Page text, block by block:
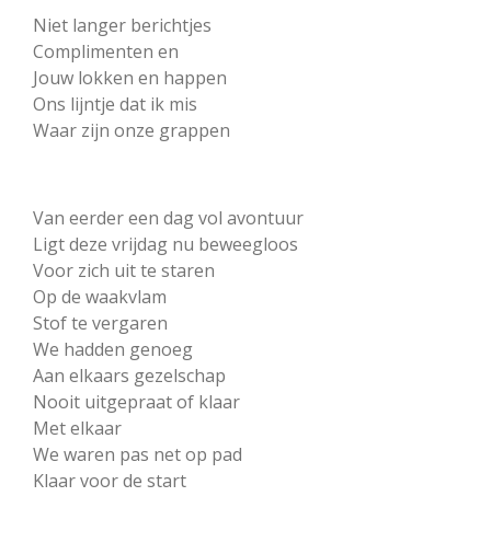
Niet langer berichtjes
Complimenten en
Jouw lokken en happen
Ons lijntje dat ik mis
Waar zijn onze grappen
Van eerder een dag vol avontuur
Ligt deze vrijdag nu beweegloos
Voor zich uit te staren
Op de waakvlam
Stof te vergaren
We hadden genoeg
Aan elkaars gezelschap
Nooit uitgepraat of klaar
Met elkaar
We waren pas net op pad
Klaar voor de start